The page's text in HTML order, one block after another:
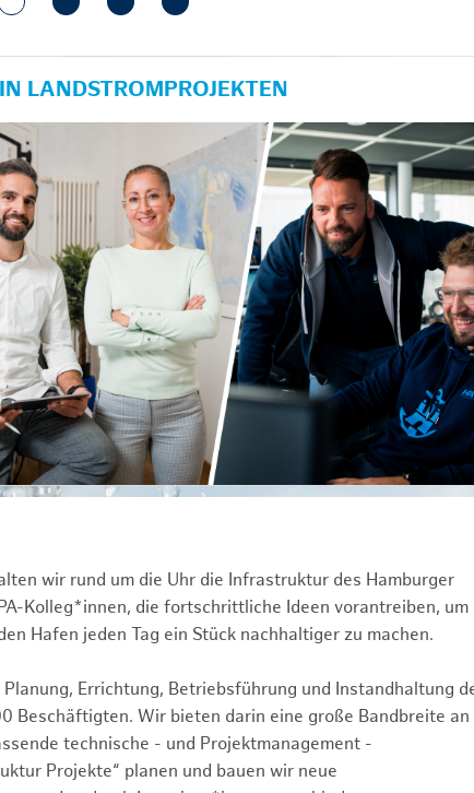
LANDSTROMPROJEKTEN
wir rund um die Uhr die Infrastruktur des Hamburger
Kolleg*innen, die fortschrittliche Ideen vorantreiben, um
Hafen jeden Tag ein Stück nachhaltiger zu machen.
Errichtung, Betriebsführung und Instandhaltung
Beschäftigten. Wir bieten darin eine große Bandbreite an
technische - und Projektmanagement -
Projekte“ planen und bauen wir neue